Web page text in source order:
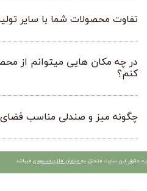
تفاوت محصولات شما با سایر
در چه مکان هایی میتوانم از
کنم؟
چگونه میز و صندلی مناسب
حقوق این سایت متعلق به مبلمان فلزی مسعودی میباشد.